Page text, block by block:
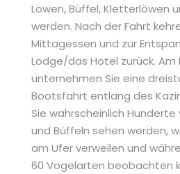
Löwen, Büffel, Kletterlöwen
werden. Nach der Fahrt
Mittagessen und zur
Lodge/das Hotel zurück.
unternehmen Sie eine
Bootsfahrt entlang des
Sie wahrscheinlich Hunderte
und Büffeln sehen werden,
am Ufer verweilen und
60 Vogelarten beobachten